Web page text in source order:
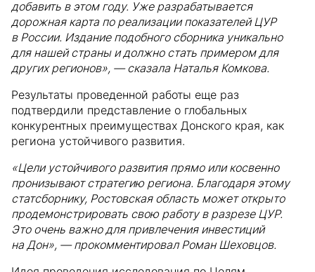
добавить в этом году. Уже разрабатывается
дорожная карта по реализации показателей ЦУР
в России. Издание подобного сборника уникально
для нашей страны и должно стать примером для
других регионов», — сказала Наталья Комкова.
Результаты проведенной работы еще раз
подтвердили представление о глобальных
конкурентных преимуществах Донского края, как
региона устойчивого развития.
«Цели устойчивого развития прямо или косвенно
пронизывают стратегию региона. Благодаря этому
статсборнику, Ростовская область может открыто
продемонстрировать свою работу в разрезе ЦУР.
Это очень важно для привлечения инвестиций
на Дон», — прокомментировал Роман Шеховцов.